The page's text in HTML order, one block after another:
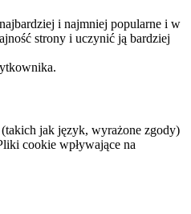
i najmniej popularne i w
strony i uczynić ją bardziej
jak język, wyrażone zgody)
cookie wpływające na